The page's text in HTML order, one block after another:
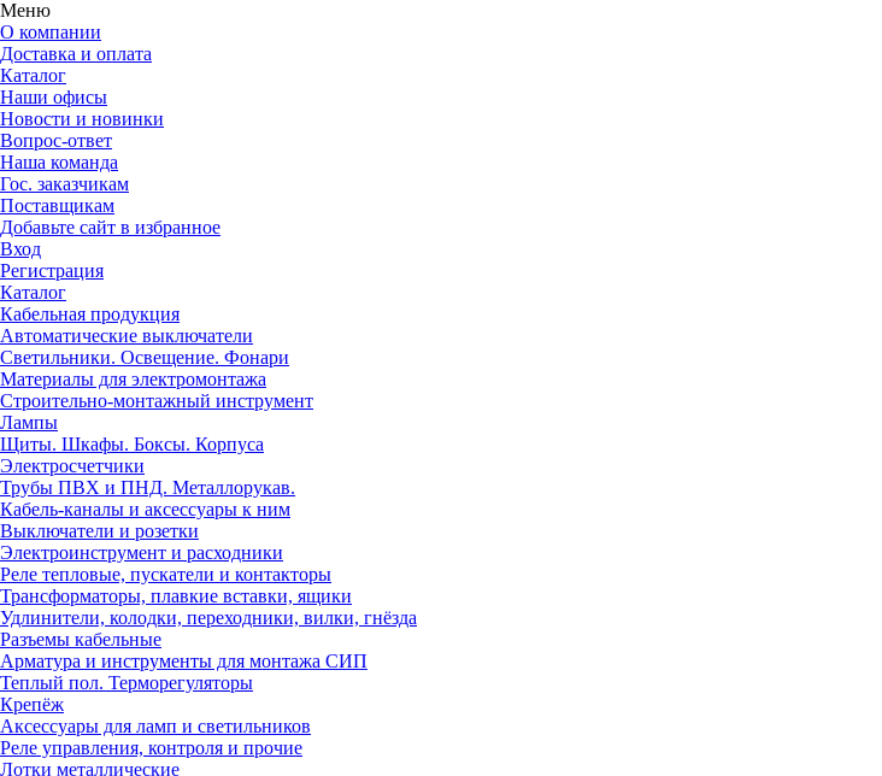
Меню
О компании
Доставка и оплата
Каталог
Наши офисы
Новости и новинки
Вопрос-ответ
Наша команда
Гос. заказчикам
Поставщикам
Добавьте сайт в избранное
Вход
Регистрация
Каталог
Кабельная продукция
Автоматические выключатели
Светильники. Освещение. Фонари
Материалы для электромонтажа
Строительно-монтажный инструмент
Лампы
Щиты. Шкафы. Боксы. Корпуса
Электросчетчики
Трубы ПВХ и ПНД. Металлорукав.
Кабель-каналы и аксессуары к ним
Выключатели и розетки
Электроинструмент и расходники
Реле тепловые, пускатели и контакторы
Трансформаторы, плавкие вставки, ящики
Удлинители, колодки, переходники, вилки, гнёзда
Разъемы кабельные
Арматура и инструменты для монтажа СИП
Теплый пол. Терморегуляторы
Крепёж
Аксессуары для ламп и светильников
Реле управления, контроля и прочие
Лотки металлические